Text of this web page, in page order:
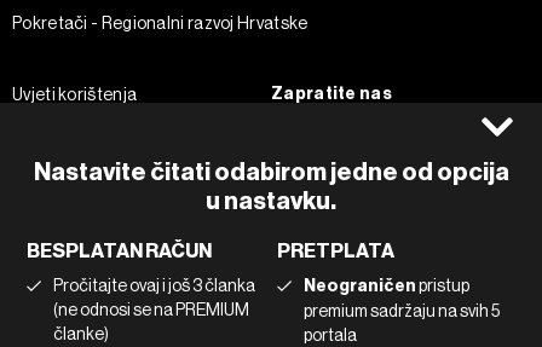
Nastavite čitati odabirom jedne od opcija
u nastavku.
BESPLATAN RAČUN
Pročitajte ovaj i još 3 članka
(ne odnosi se na PREMIUM
članke)
PRETPLATA
Neograničenpristup
premium sadržaju na svih 5
portala
Pokretači - Regionalni razvoj Hrvatske
Uvjeti korištenja
Politika kolačića
Korištenje umjetne inteligencije
Zapratite nas
Instagram
Twitter
Tiktok